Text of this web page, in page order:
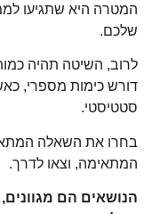
המטרה היא שתגיעו
שלכם.
לרוב, השיטה תהיה
דורש כימות מספרי,
סטטיסטי.
בחרו את השאלה
המתאימה, וצאו לדרך.
הנושאים הם